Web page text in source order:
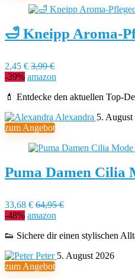
🛁 Kneipp Aroma-
2,45 € 3,99 €
-39% amazon
💄 Entdecke den aktuellen Top-
Alexandra 5. August
zum Angebot
Puma Damen Cilia
33,68 € 64,95 €
-48% amazon
👟 Sichere dir einen stylischen
Peter 5. August 2026
zum Angebot